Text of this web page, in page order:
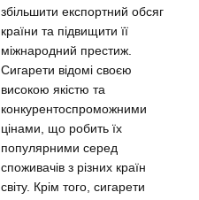
збільшити експортний обсяг
країни та підвищити її
міжнародний престиж.
Сигарети відомі своєю
високою якістю та
конкурентоспроможними
цінами, що робить їх
популярними серед
споживачів з різних країн
світу. Крім того, сигарети